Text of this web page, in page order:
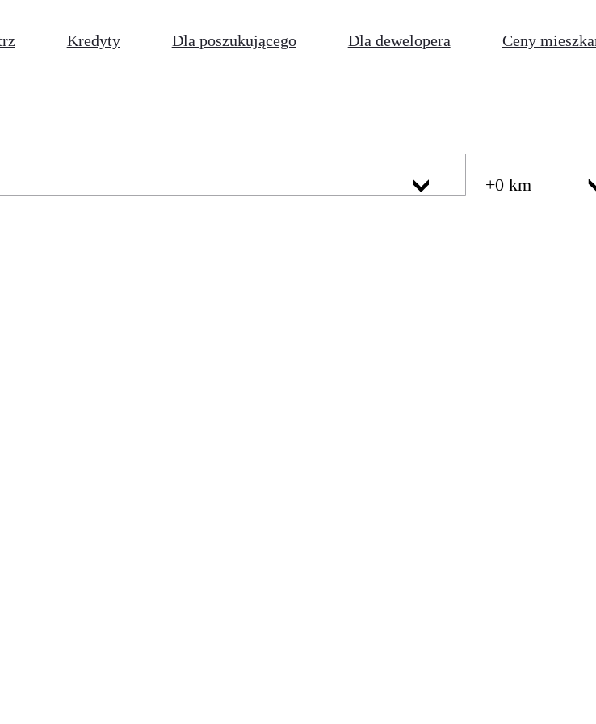
Kredyty Dla poszukującego Dla dewelopera Ceny
+0 km